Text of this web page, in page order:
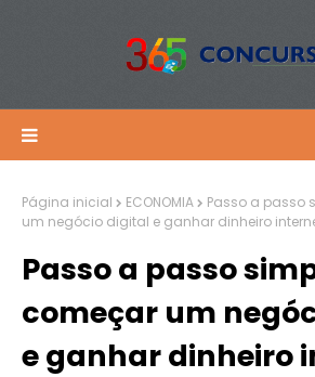
Página inicial ECONOMIA
Passo a passo
um negócio digital e ganhar dinheiro
Passo a passo
começar um
e ganhar dinheiro